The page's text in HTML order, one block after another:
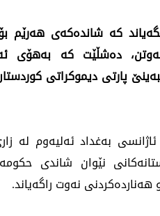
كه‌ شانده‌كه‌ی‌ هه‌رێم
ده‌شڵێت كه‌ به‌هۆی‌
پارتی‌ دیموكراتی‌
ئه‌مڕۆ دووشه‌ممه‌ 7ی‌ ته‌مموزی‌ 2025 ئاژانسی‌
نێوان شاندی
نه‌وت راگه‌یاند.